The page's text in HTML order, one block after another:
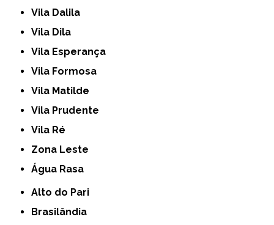
Vila Dalila
Vila Dila
Vila Esperança
Vila Formosa
Vila Matilde
Vila Prudente
Vila Ré
Zona Leste
Água Rasa
Alto do Pari
Brasilândia